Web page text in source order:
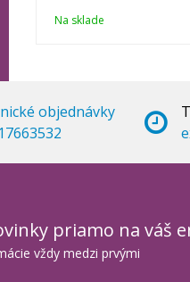
Na sklade
objednávky
priamo na váš
vždy medzi prvými